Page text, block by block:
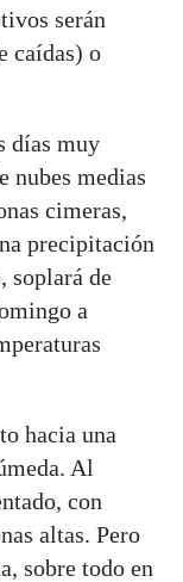
serán
caídas) o
días muy
nubes medias
cimeras,
precipitación
soplará de
a
hacia una
Al
con
altas. Pero
sobre todo en